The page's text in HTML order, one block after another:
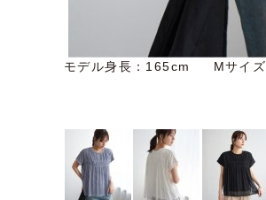
モデル身長：165cm Mサイズ